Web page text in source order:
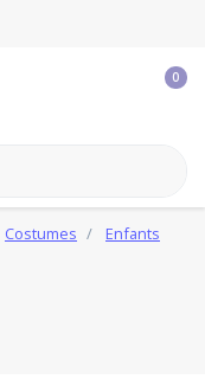
0
Costumes
Enfants